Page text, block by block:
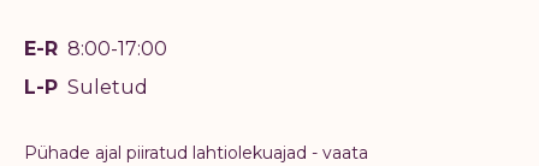
E-R 8:00-17:00
L-P Suletud
Pühade ajal piiratud lahtiolekuajad - vaata